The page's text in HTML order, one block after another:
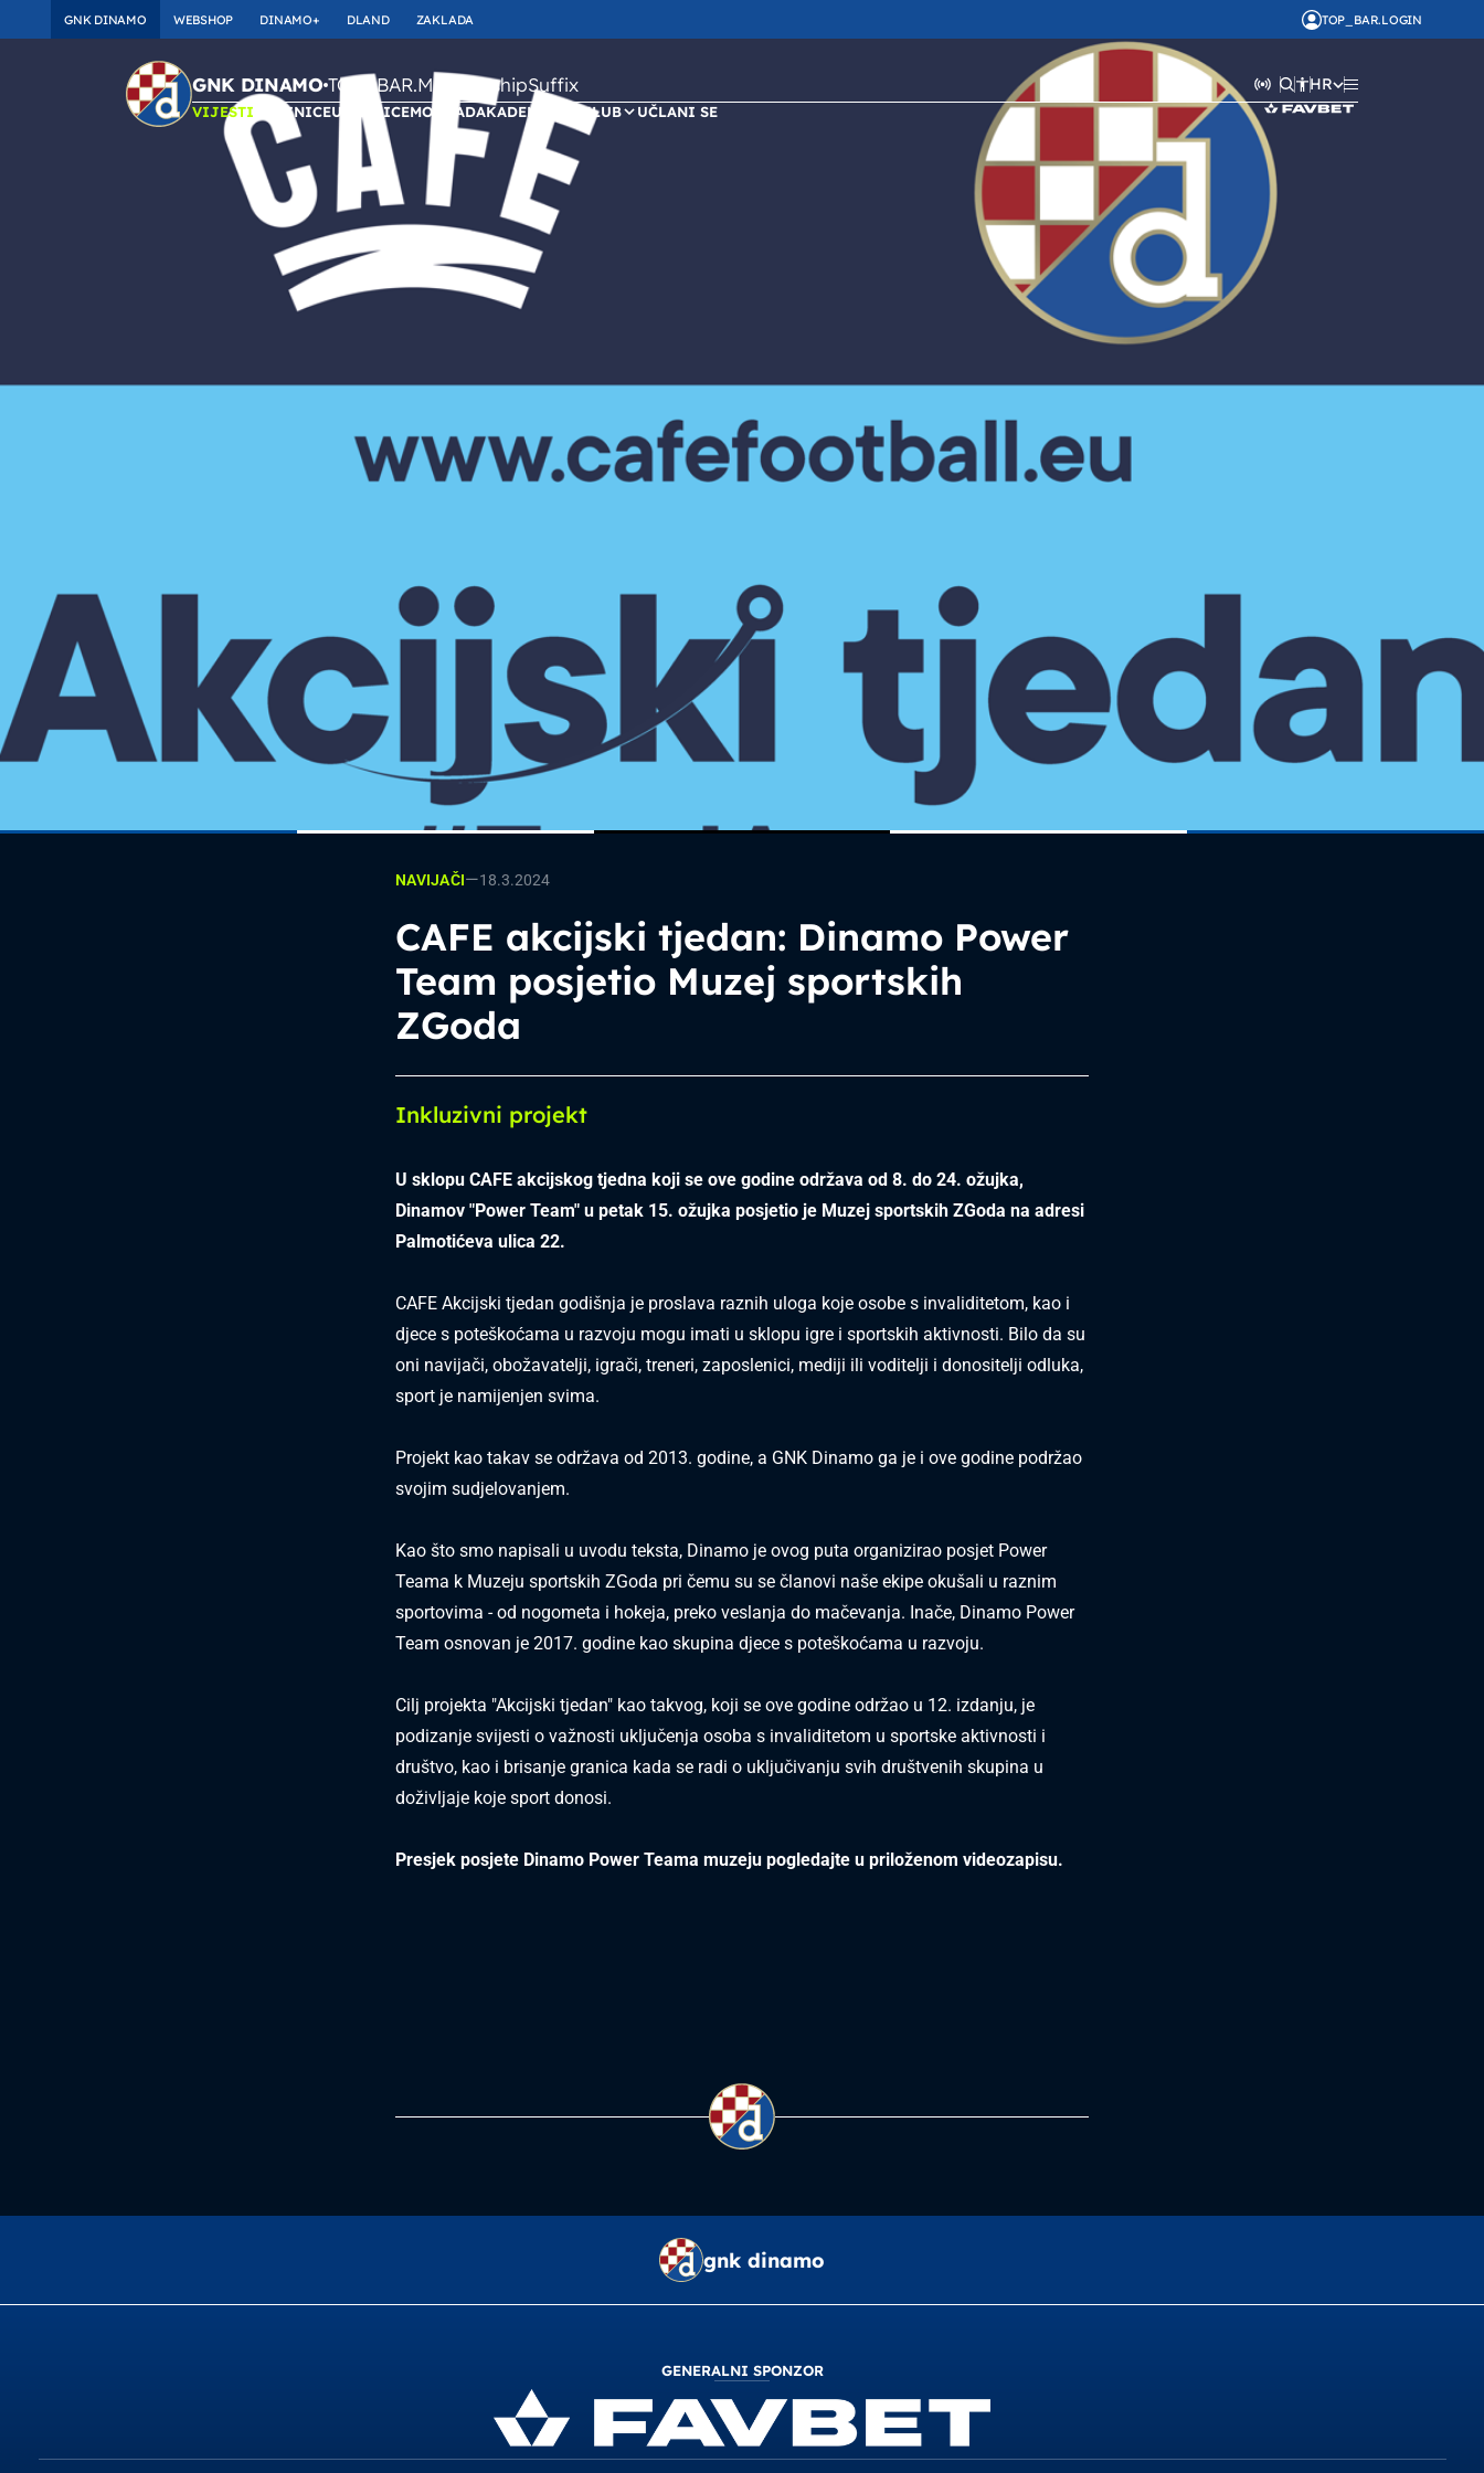
GNK DINAMO WEBSHOP DINAMO+ DLAND ZAKLADA TOP_BAR.LOGIN
GNK DINAMO TOP_BAR.MembershipSuffix HR
VIJESTI ULAZNICEUTAKMICEMOMČADAKADEMIJA KLUB UČLANI SE
NAVIJAČI—18.3.2024
CAFE akcijski tjedan: Dinamo Power
Team posjetio Muzej sportskih
ZGoda
Inkluzivni projekt
U sklopu CAFE akcijskog tjedna koji se ove godine održava od 8. do 24. ožujka,
Dinamov "Power Team" u petak 15. ožujka posjetio je Muzej sportskih ZGoda na adresi
Palmotićeva ulica 22.
CAFE Akcijski tjedan godišnja je proslava raznih uloga koje osobe s invaliditetom, kao i
djece s poteškoćama u razvoju mogu imati u sklopu igre i sportskih aktivnosti. Bilo da su
oni navijači, obožavatelji, igrači, treneri, zaposlenici, mediji ili voditelji i donositelji odluka,
sport je namijenjen svima.
Projekt kao takav se održava od 2013. godine, a GNK Dinamo ga je i ove godine podržao
svojim sudjelovanjem.
Kao što smo napisali u uvodu teksta, Dinamo je ovog puta organizirao posjet Power
Teama k Muzeju sportskih ZGoda pri čemu su se članovi naše ekipe okušali u raznim
sportovima - od nogometa i hokeja, preko veslanja do mačevanja. Inače, Dinamo Power
Team osnovan je 2017. godine kao skupina djece s poteškoćama u razvoju.
Cilj projekta "Akcijski tjedan" kao takvog, koji se ove godine održao u 12. izdanju, je
podizanje svijesti o važnosti uključenja osoba s invaliditetom u sportske aktivnosti i
društvo, kao i brisanje granica kada se radi o uključivanju svih društvenih skupina u
doživljaje koje sport donosi.
Presjek posjete Dinamo Power Teama muzeju pogledajte u priloženom videozapisu.
gnk dinamo
GENERALNI SPONZOR